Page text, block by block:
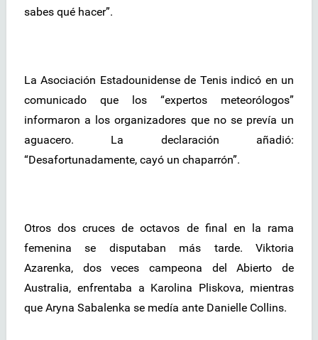
sabes qué hacer”.
La Asociación Estadounidense de Tenis indicó en un
comunicado que los “expertos meteorólogos”
informaron a los organizadores que no se prevía un
aguacero. La declaración añadió:
“Desafortunadamente, cayó un chaparrón”.
Otros dos cruces de octavos de final en la rama
femenina se disputaban más tarde. Viktoria
Azarenka, dos veces campeona del Abierto de
Australia, enfrentaba a Karolina Pliskova, mientras
que Aryna Sabalenka se medía ante Danielle Collins.